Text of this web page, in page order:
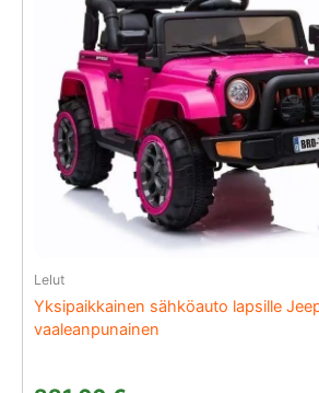
Lelut
Yksipaikkainen sähköauto lapsille
vaaleanpunainen